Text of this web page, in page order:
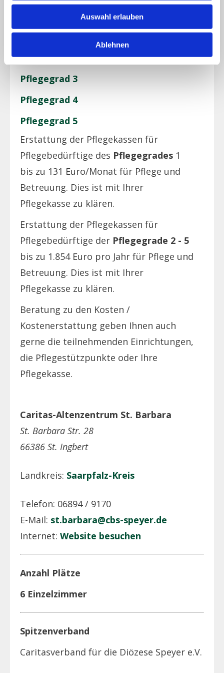
Auswahl erlauben
Ablehnen
Pflegegrad 1
Pflegegrad 2
Pflegegrad 3
Pflegegrad 4
Pflegegrad 5
Erstattung der Pflegekassen für
Pflegebedürftige des Pflegegrades 1
bis zu 131 Euro/Monat für Pflege und
Betreuung. Dies ist mit Ihrer
Pflegekasse zu klären.
Erstattung der Pflegekassen für
Pflegebedürftige der Pflegegrade 2 - 5
bis zu 1.854 Euro pro Jahr für Pflege und
Betreuung. Dies ist mit Ihrer
Pflegekasse zu klären.
Beratung zu den Kosten /
Kostenerstattung geben Ihnen auch
gerne die teilnehmenden Einrichtungen,
die Pflegestützpunkte oder Ihre
Pflegekasse.
Caritas-Altenzentrum St. Barbara
St. Barbara Str. 28
66386 St. Ingbert
Landkreis: Saarpfalz-Kreis
Telefon: 06894 / 9170
E-Mail: st.barbara@cbs-speyer.de
Internet: Website besuchen
Anzahl Plätze
6 Einzelzimmer
Spitzenverband
Caritasverband für die Diözese Speyer e.V.